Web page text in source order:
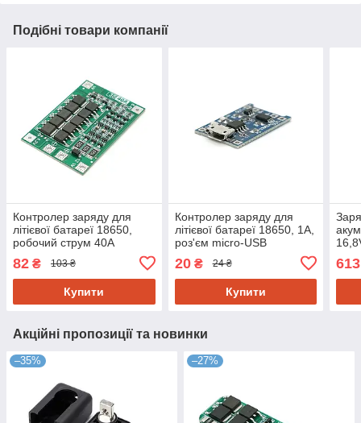
Подібні товари компанії
Контролер заряду для
літієвої батареї 18650,
робочий струм 40A
82 ₴ 103 ₴
Купити
Контролер заряду для
літієвої батареї 18650, 1А,
роз'єм micro-USB
20₴ 24 ₴
Купити
0,5
613
Акційні пропозиції та новинки
–35% –27%